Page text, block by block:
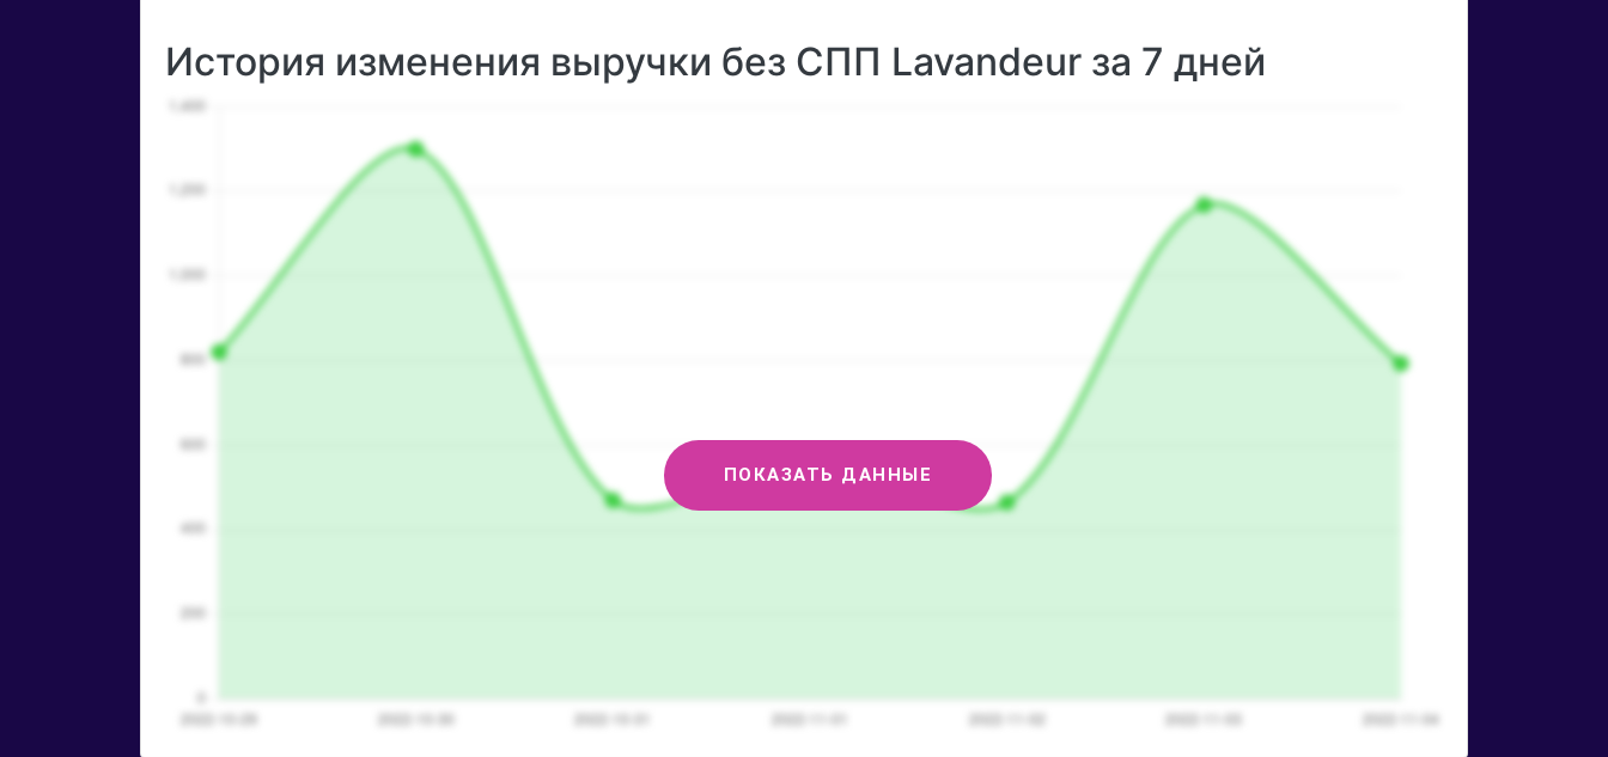
История изменения выручки без СПП Lavandeur за 7 дней
ПОКАЗАТЬ ДАННЫЕ